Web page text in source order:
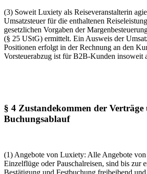
(3) Soweit Luxiety als Reiseveranstalterin
Umsatzsteuer für die enthaltenen
gesetzlichen Vorgaben der
(§ 25 UStG) ermittelt. Ein Ausweis der
Positionen erfolgt in der Rechnung an den
Vorsteuerabzug ist für B2B-Kunden insoweit
§ 4 Zustandekommen der Verträge
Buchungsablauf
(1) Angebote von Luxiety: Alle Angebote
Einzelflüge oder Pauschalreisen, sind bis zur
Bestätigung und Festbuchung freibeibend